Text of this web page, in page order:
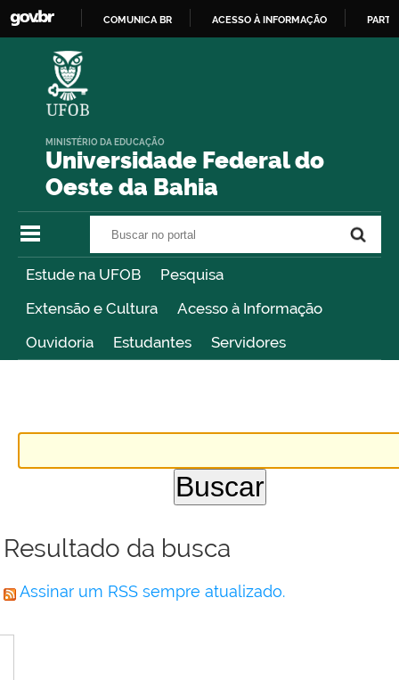
COMUNICA BR ACESSO À INFORMAÇÃO
Universidade Federal do
Oeste da Bahia
MINISTÉRIO DA EDUCAÇÃO
Estude na UFOB
Pesquisa
Extensão e Cultura
Acesso à Informação
Ouvidoria
Estudantes Servidores
Resultado da busca
Assinar um RSS sempre atualizado.